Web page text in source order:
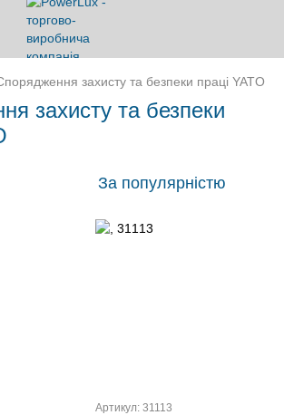
захисту та безпеки праці YATO
захисту та безпеки
За популярністю
Артикул: 31113